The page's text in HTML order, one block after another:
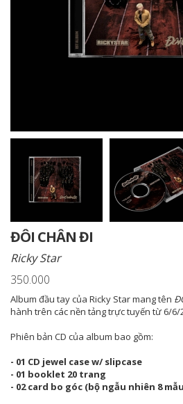
ĐÔI CHÂN ĐI
Ricky Star
350.000
Album đầu tay của Ricky Star mang tên
hành trên các nền tảng trực tuyến từ 6/6/
Phiên bản CD của album bao gồm:
- 01 CD jewel case w/ slipcase
- 01 booklet 20 trang
- 02 card bo góc (bộ ngẫu nhiên 8